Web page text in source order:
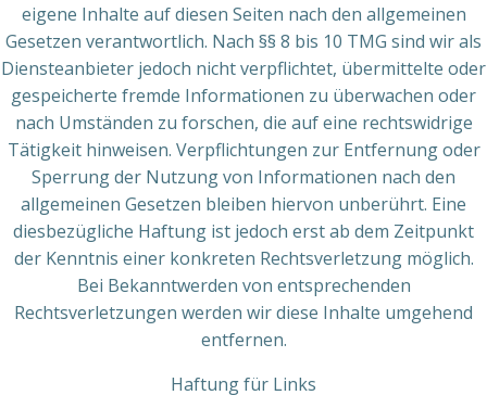
eigene Inhalte auf diesen Seiten nach den allgemeinen
Gesetzen verantwortlich. Nach §§ 8 bis 10 TMG sind wir als
Diensteanbieter jedoch nicht verpflichtet, übermittelte oder
gespeicherte fremde Informationen zu überwachen oder
nach Umständen zu forschen, die auf eine rechtswidrige
Tätigkeit hinweisen. Verpflichtungen zur Entfernung oder
Sperrung der Nutzung von Informationen nach den
allgemeinen Gesetzen bleiben hiervon unberührt. Eine
diesbezügliche Haftung ist jedoch erst ab dem Zeitpunkt
der Kenntnis einer konkreten Rechtsverletzung möglich.
Bei Bekanntwerden von entsprechenden
Rechtsverletzungen werden wir diese Inhalte umgehend
entfernen.
Haftung für Links